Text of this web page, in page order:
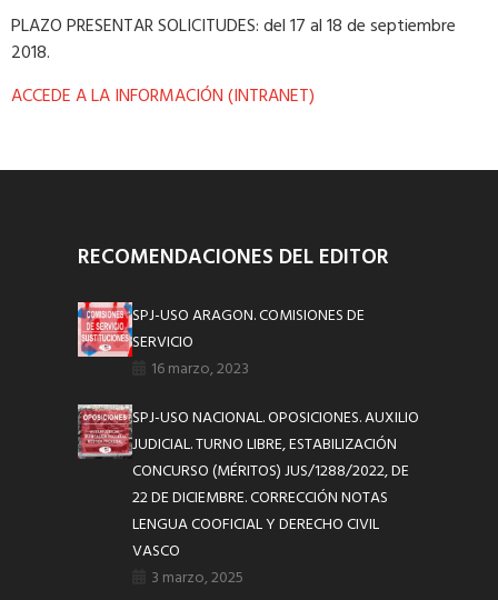
PLAZO PRESENTAR SOLICITUDES: del 17 al 18 de septiembre
2018.
ACCEDE A LA INFORMACIÓN (INTRANET)
RECOMENDACIONES DEL EDITOR
SPJ-USO ARAGON. COMISIONES DE
SERVICIO
16 marzo, 2023
SPJ-USO NACIONAL. OPOSICIONES. AUXILIO
JUDICIAL. TURNO LIBRE, ESTABILIZACIÓN
CONCURSO (MÉRITOS) JUS/1288/2022, DE
22 DE DICIEMBRE. CORRECCIÓN NOTAS
LENGUA COOFICIAL Y DERECHO CIVIL
VASCO
3 marzo, 2025